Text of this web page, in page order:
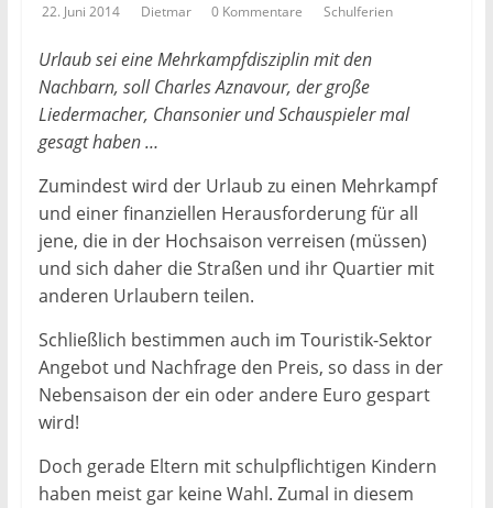
22. Juni 2014 Dietmar 0 Kommentare Schulferien
Urlaub sei eine Mehrkampfdisziplin mit den
Nachbarn, soll Charles Aznavour, der große
Liedermacher, Chansonier und Schauspieler mal
gesagt haben …
Zumindest wird der Urlaub zu einen Mehrkampf
und einer finanziellen Herausforderung für all
jene, die in der Hochsaison verreisen (müssen)
und sich daher die Straßen und ihr Quartier mit
anderen Urlaubern teilen.
Schließlich bestimmen auch im Touristik-Sektor
Angebot und Nachfrage den Preis, so dass in der
Nebensaison der ein oder andere Euro gespart
wird!
Doch gerade Eltern mit schulpflichtigen Kindern
haben meist gar keine Wahl. Zumal in diesem